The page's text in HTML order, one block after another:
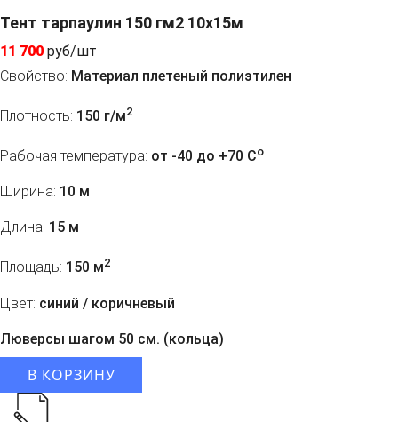
Тент тарпаулин 150 гм2 10x15м
11 700 руб/шт
Свойство: Материал плетеный полиэтилен
Плотность: 150 г/м2
Рабочая температура: от -40 до +70 Co
Ширина: 10 м
Длина: 15 м
Площадь: 150 м2
Цвет: синий / коричневый
Люверсы шагом 50 см. (кольца)
В КОРЗИНУ